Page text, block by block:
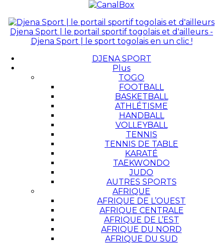
Djena Sport | le portail sportif togolais et d'ailleurs -
Djena Sport | le sport togolais en un clic !
DJENA SPORT
Plus
TOGO
FOOTBALL
BASKETBALL
ATHLÉTISME
HANDBALL
VOLLEYBALL
TENNIS
TENNIS DE TABLE
KARATÉ
TAEKWONDO
JUDO
AUTRES SPORTS
AFRIQUE
AFRIQUE DE L’OUEST
AFRIQUE CENTRALE
AFRIQUE DE L’EST
AFRIQUE DU NORD
AFRIQUE DU SUD